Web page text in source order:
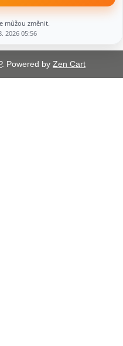
můžou změnit.
2026 05:56
. Powered by Zen Cart